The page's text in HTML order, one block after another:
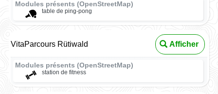
Modules présents (OpenStreetMap)
table de ping-pong
VitaParcours Rütiwald Afficher
Modules présents (OpenStreetMap)
station de fitness